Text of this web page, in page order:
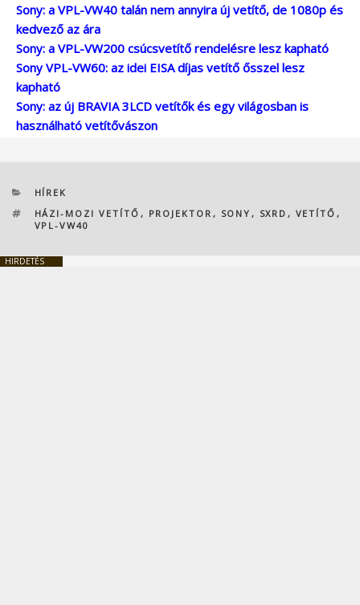
Sony: a VPL-VW40 talán nem annyira új vetítő, de 1080p és
kedvező az ára
Sony: a VPL-VW200 csúcsvetítő rendelésre lesz kapható
Sony VPL-VW60: az idei EISA díjas vetítő ősszel lesz
kapható
Sony: az új BRAVIA 3LCD vetítők és egy világosban is
használható vetítővászon
KATEGÓRIÁK
HÍREK
CÍMKÉK
HÁZI-MOZI VETÍTŐ , PROJEKTOR , SONY , SXRD , VETÍTŐ ,
VPL-VW40
HIRDETÉS